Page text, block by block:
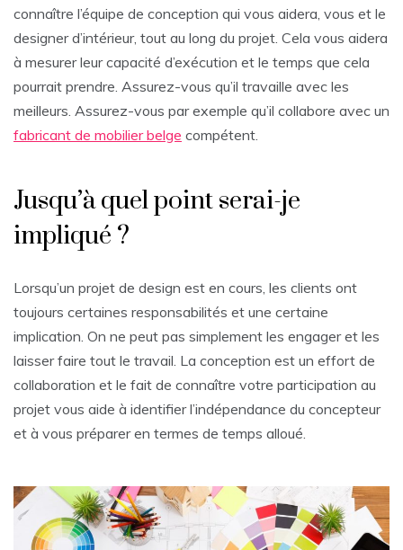
connaître l’équipe de conception qui vous aidera, vous et le
designer d’intérieur, tout au long du projet. Cela vous aidera
à mesurer leur capacité d’exécution et le temps que cela
pourrait prendre. Assurez-vous qu’il travaille avec les
meilleurs. Assurez-vous par exemple qu’il collabore avec un
fabricant de mobilier belge compétent.
Jusqu’à quel point serai-je
impliqué ?
Lorsqu’un projet de design est en cours, les clients ont
toujours certaines responsabilités et une certaine
implication. On ne peut pas simplement les engager et les
laisser faire tout le travail. La conception est un effort de
collaboration et le fait de connaître votre participation au
projet vous aide à identifier l’indépendance du concepteur
et à vous préparer en termes de temps alloué.